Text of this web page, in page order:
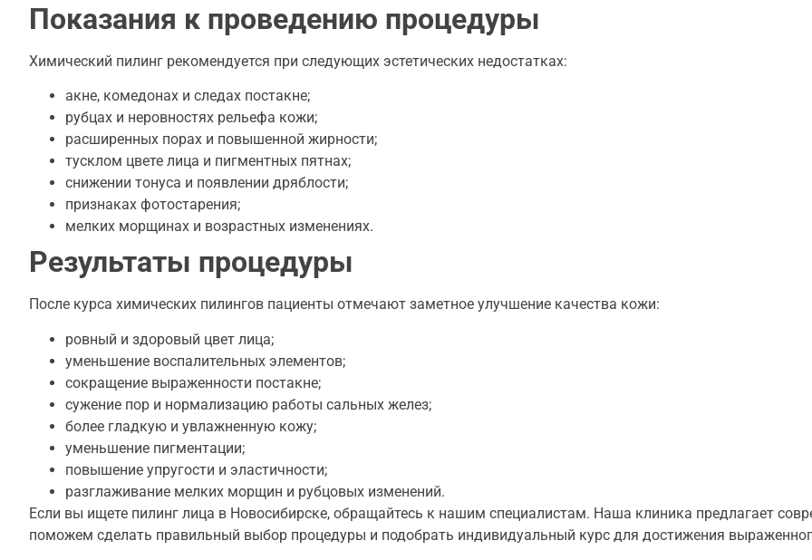
Показания к проведению процедуры
Химический пилинг рекомендуется при следующих эстетических недостатках:
акне, комедонах и следах постакне;
рубцах и неровностях рельефа кожи;
расширенных порах и повышенной жирности;
тусклом цвете лица и пигментных пятнах;
снижении тонуса и появлении дряблости;
признаках фотостарения;
мелких морщинах и возрастных изменениях.
Результаты процедуры
После курса химических пилингов пациенты отмечают заметное улучшение качества кожи:
ровный и здоровый цвет лица;
уменьшение воспалительных элементов;
сокращение выраженности постакне;
сужение пор и нормализацию работы сальных желез;
более гладкую и увлажненную кожу;
уменьшение пигментации;
повышение упругости и эластичности;
разглаживание мелких морщин и рубцовых изменений.
Если вы ищете пилинг лица в Новосибирске, обращайтесь к нашим специалистам. Наша клиника предлагает
поможем сделать правильный выбор процедуры и подобрать индивидуальный курс для достижения